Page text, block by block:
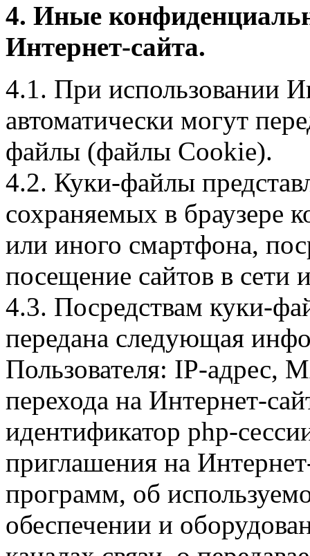
4. Иные
Интернет-сайта.
4.1. При использовании
автоматически могут
файлы (файлы Cookie).
4.2. Куки-файлы
сохраняемых в браузере
или иного смартфона,
посещение сайтов в сети
4.3. Посредствам куки-
передана следующая
Пользователя: IP-адрес,
перехода на Интернет-
идентификатор php-
приглашения на
программ, об
обеспечении и